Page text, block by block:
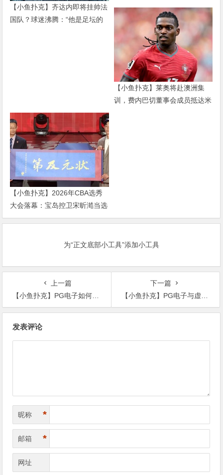
【小鱼扑克】齐达内即将挂帅法
国队？球迷沸腾：“他是足坛的
——现代足球早已不是22个人追
【小鱼扑克】莱奥将赴澳洲集
训，费内巴切董事会成员抵达米
【小鱼扑克】2026年CBA选秀
大会落幕：宝岛控卫宋昕澔当选
状元，18人中选创历史新低
为“正文底部小工具”添加小工具
上一篇
【小鱼扑克】PG电子如何改变在线游戏行业：创新设计、技术应用与用户体验
下一篇
【小鱼扑克】PG电子与虚拟现实技术：沉浸式体验、社交互动与电竞革新
发表评论
昵称 *
邮箱 *
网址